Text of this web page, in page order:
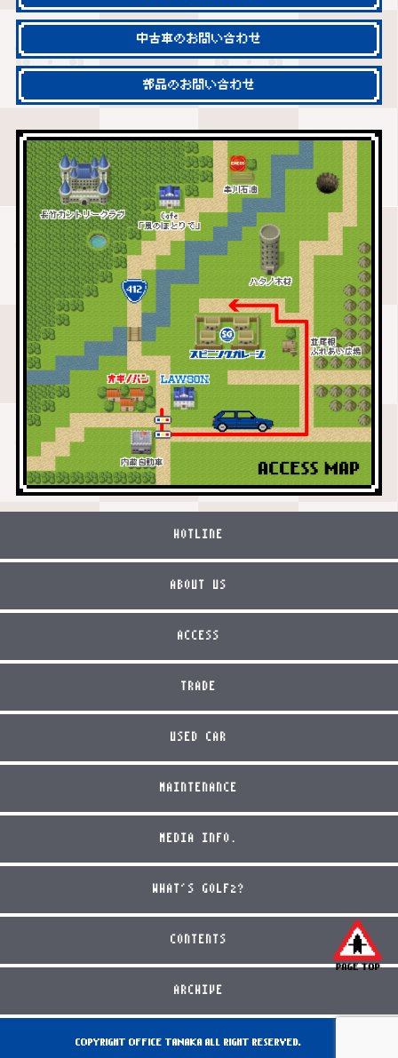
中古車のお問い合わせ
部品のお問い合わせ
HOTLINE
ABOUT US
ACCESS
TRADE
USED CAR
MAINTENANCE
MEDIA INFO.
WHAT'S GOLF2?
CONTENTS
ARCHIVE
COPYRIGHT OFFICE TANAKA ALL RIGHT RESERVED.